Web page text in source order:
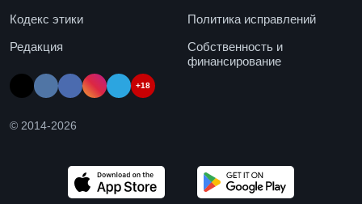
Кодекс этики
Политика исправлений
Редакция
Собственность и
финансирование
+18
© 2014-2026